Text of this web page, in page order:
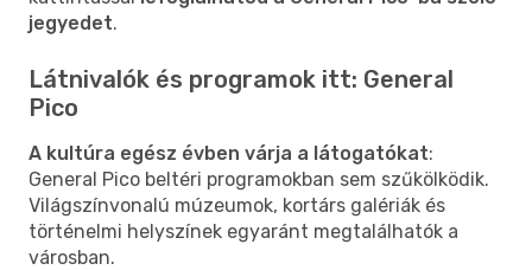
jegyedet.
Látnivalók és programok itt: General
Pico
A kultúra egész évben várja a látogatókat:
General Pico beltéri programokban sem szűkölködik.
Világszínvonalú múzeumok, kortárs galériák és
történelmi helyszínek egyaránt megtalálhatók a
városban.